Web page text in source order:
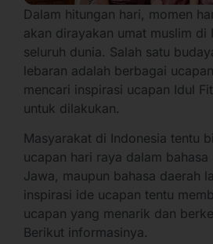
Dalam hitungan hari, momen
akan dirayakan umat muslim di
seluruh dunia. Salah satu
lebaran adalah berbagai
mencari inspirasi ucapan Idul
untuk dilakukan.
Masyarakat di Indonesia tentu
ucapan hari raya dalam bahasa
Jawa, maupun bahasa daerah
inspirasi ide ucapan tentu
ucapan yang menarik dan
Berikut informasinya.